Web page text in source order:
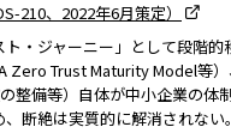
210、2022年6月策定）
・ジャーニー」として段階的
Zero Trust Maturity Model等
の整備等）自体が中小企業の体
断絶は実質的に解消されない。